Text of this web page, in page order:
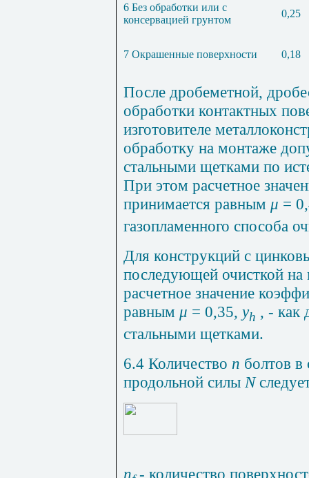
6 Без обработки или с
консервацией грунтом
0,25
7 Окрашенные поверхности 0,18
После дробеметной,
обработки контактных
изготовителе
обработку на монтаже
стальными щетками по
При этом расчетное
принимается равным μ =
газопламенного способа
Для конструкций с
последующей очисткой
расчетное значение
равным μ = 0,35, yh , - как
стальными щетками.
6.4 Количество n болтов в
продольной силы N
n - количество